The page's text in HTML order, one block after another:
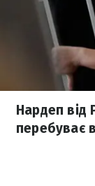
Нардеп від
перебуває